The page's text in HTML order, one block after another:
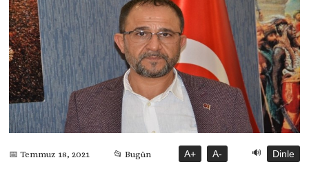
📅 Temmuz 18, 2021 📂 Bugün A+ A- 🔊 Dinle